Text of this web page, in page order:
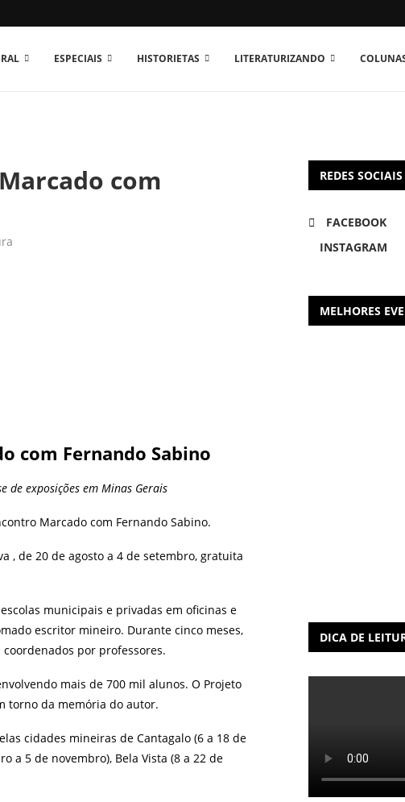
ESPECIAIS HISTORIETAS LITERATURIZANDO
com
com Fernando Sabino
de exposições em Minas Gerais
Marcado com Fernando Sabino.
, de 20 de agosto a 4 de setembro, gratuita
municipais e privadas em oficinas e
escritor mineiro. Durante cinco meses,
por professores.
mais de 700 mil alunos. O Projeto
torno da memória do autor.
cidades mineiras de Cantagalo (6 a 18 de
a 5 de novembro), Bela Vista (8 a 22 de
REDES SOCIAIS
FACEBOOK
INSTAGRAM
MELHORES
DICA DE